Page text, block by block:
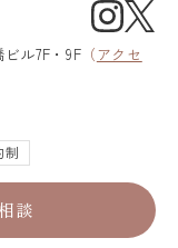
ル7F・9F （アクセ
制
談